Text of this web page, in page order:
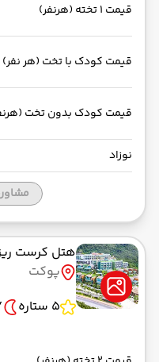
قیمت 1 تخته (هرنفر)
قیمت کودک با تخت (هر نفر)
قیمت کودک بدون تخت
نوزاد
هتل کرست
پوکت
5 ستاره